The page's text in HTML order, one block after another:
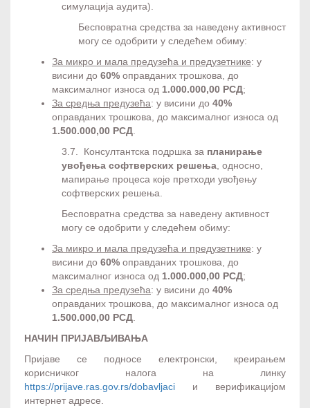
симулација аудита).
Бесповратна средства за наведену активност
могу се одобрити у следећем обиму:
За микро и мала предузећа и предузетнике: у
висини до 60% оправданих трошкова, до
максималног износа од 1.000.000,00 РСД;
За средња предузећа: у висини до 40%
оправданих трошкова, до максималног износа од
1.500.000,00 РСД
3.7. Консултантска подршка за планирање
увођења софтверских решења , односно,
мапирање процеса које претходи увођењу
софтверских решења.
Бесповратна средства за наведену активност
могу се одобрити у следећем обиму:
За микро и мала предузећа и предузетнике: у
висини до 60% оправданих трошкова, до
максималног износа од 1.000.000,00 РСД;
За средња предузећа: у висини до 40%
оправданих трошкова, до максималног износа од
1.500.000,00 РСД
НАЧИН ПРИЈАВЉИВАЊА
Пријаве се подносе електронски, креирањем
корисничког налога на линку
https://prijave.ras.gov.rs/dobavljaci и верификацијом
интернет адресе.